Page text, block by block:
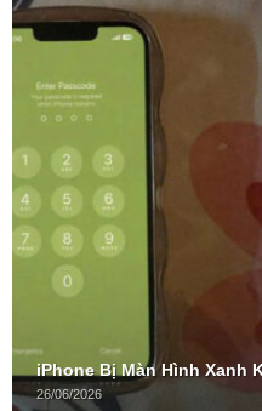
iPhone Bị Màn Hình Xanh
26/06/2026